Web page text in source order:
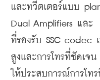
และทวีตเตอร์แบบ
Dual Amplifiers และ
ที่รองรับ SSC codec
สูงและการโทรที่ชัดเจ
ให้ประสบการณ์การโ